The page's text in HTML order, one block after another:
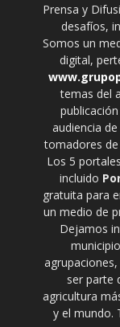
Prensa y
desafíos,
Somos un
digital,
temas del
audiencia
tomadores
Los 5
incluido
gratuita para
un medio de
Dejamos
ser parte
agricultura
y el mundo.